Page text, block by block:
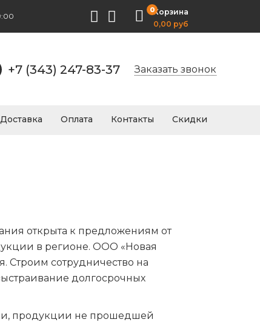
0Корзина
0,00 руб
+7 (343) 247-83-37 Заказать звонок
Доставка Оплата Контакты Скидки
открыта к предложениям от
в регионе. ООО «Новая
Строим сотрудничество на
долгосрочных
продукции не прошедшей